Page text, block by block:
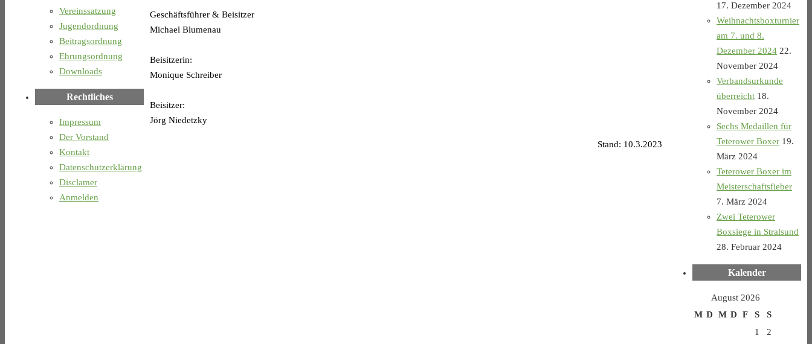
Geschäftsführer & Beisitzer
Michael Blumenau
Beisitzerin:
Monique Schreiber
Beisitzer:
Jörg Niedetzky
Stand: 10.3.2023
Vereinssatzung
Jugendordnung
Beitragsordnung
Ehrungsordnung
Downloads
Rechtliches
Impressum
Der Vorstand
Kontakt
Datenschutzerklärung
Disclamer
Anmelden
17. Dezember 2024
Weihnachtsboxturnier
am 7. und 8.
Dezember 2024 22.
November 2024
Verbandsurkunde
überreicht 18.
November 2024
Sechs Medaillen für
Teterower Boxer 19.
März 2024
Teterower Boxer im
Meisterschaftsfieber
7. März 2024
Zwei Teterower
Boxsiege in Stralsund
28. Februar 2024
Kalender
August 2026
M D M D F S
S
1
2